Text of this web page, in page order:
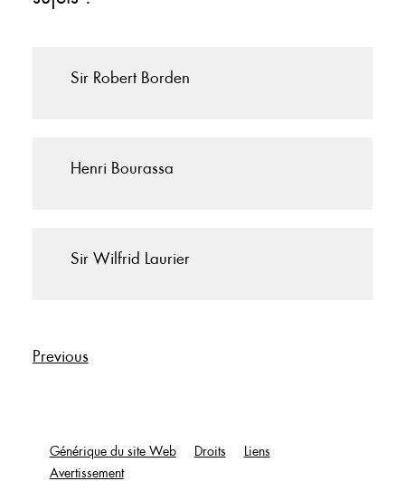
Sir Robert Borden
Henri Bourassa
Sir Wilfrid Laurier
Previous
Générique du site Web Droits
Liens
Avertissement